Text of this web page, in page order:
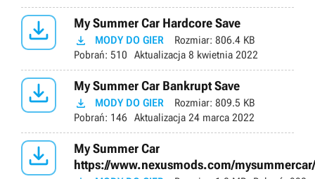
 My Summer Car Hardcore Save
 MODY DO GIER Rozmiar: 806.4 KB
Pobrań: 510 Aktualizacja 8 kwietnia 2022
 My Summer Car Bankrupt Save
 MODY DO GIER Rozmiar: 809.5 KB
Pobrań: 146 Aktualizacja 24 marca 2022

My Summer Car
https://www.nexusmods.com/